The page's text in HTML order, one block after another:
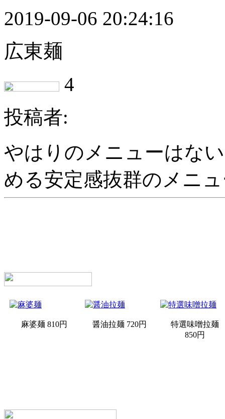
2019-09-06 20:24:16
広東麺
4
投稿者:
やはりのメニューはな
める安定感抜群のメニ
麻婆麺 810円 醤油拉麺 720円
特選味噌拉麺
850円